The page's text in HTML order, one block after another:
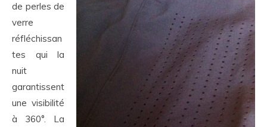
de perles de
verre
réfléchissan
tes qui la
nuit
garantissent
une visibilité
à 360°. La